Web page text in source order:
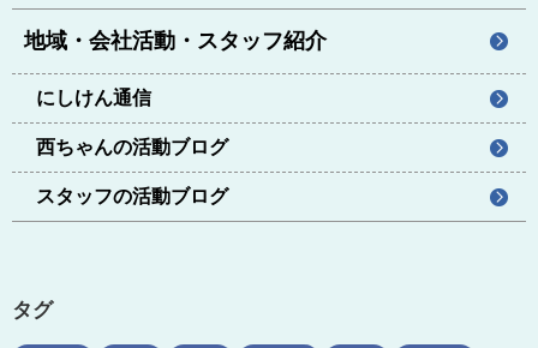
地域・会社活動・スタッフ紹介
にしけん通信
西ちゃんの活動ブログ
スタッフの活動ブログ
タグ